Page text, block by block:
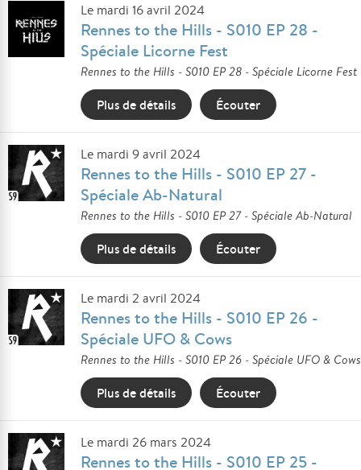
Le mardi 16 avril 2024
Rennes to the Hills - S010 EP 28 -
Spéciale Licorne Fest
Rennes to the Hills - S010 EP 28 - Spéciale Licorne Fest
Plus de détails Écouter
Le mardi 9 avril 2024
Rennes to the Hills - S010 EP 27 -
Spéciale Ab-Natural
Rennes to the Hills - S010 EP 27 - Spéciale Ab-Natural
Plus de détails Écouter
Le mardi 2 avril 2024
Rennes to the Hills - S010 EP 26 -
Spéciale UFO & Cows
Rennes to the Hills - S010 EP 26 - Spéciale UFO & Cows
Plus de détails Écouter
Le mardi 26 mars 2024
Rennes to the Hills - S010 EP 25 -